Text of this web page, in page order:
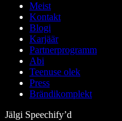
Meist
Kontakt
Blogi
Karjäär
Partnerprogramm
Abi
Teenuse olek
Press
Brändikomplekt
Jälgi Speechify’d